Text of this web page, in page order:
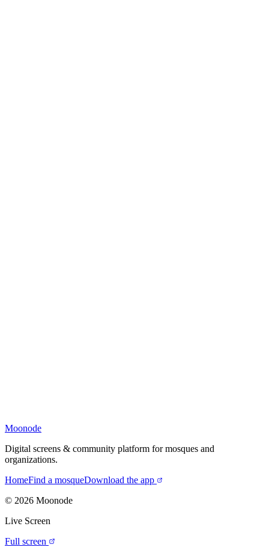
Moonode
Digital screens & community platform for mosques and
organizations.
HomeFind a mosqueDownload the app
© 2026 Moonode
Live Screen
Full screen